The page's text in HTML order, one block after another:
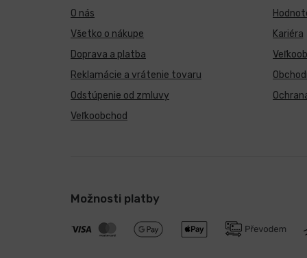
O nás
Všetko o nákupe
Doprava a platba
Reklamácie a vrátenie tovaru
Odstúpenie od zmluvy
Veľkoobchod
Kariéra
Možnosti platby